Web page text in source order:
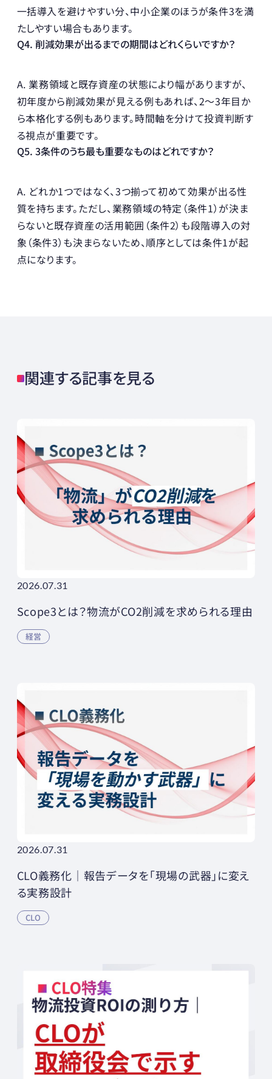
一括導入を避けやすい分、中小企業のほうが条件3を満
たしやすい場合もあります。
Q4. 削減効果が出るまでの期間はどれくらいですか？
A. 業務領域と既存資産の状態により幅がありますが、
初年度から削減効果が見える例もあれば、2〜3年目か
ら本格化する例もあります。時間軸を分けて投資判断す
る視点が重要です。
Q5. 3条件のうち最も重要なものはどれですか？
A. どれか1つではなく、3つ揃って初めて効果が出る性
質を持ちます。ただし、業務領域の特定（条件1）が決ま
らないと既存資産の活用範囲（条件2）も段階導入の対
象（条件3）も決まらないため、順序としては条件1が起
点になります。
関連する記事を見る
2026.07.31
Scope3とは？物流がCO2削減を求められる理由
経営
2026.07.31
CLO義務化｜報告データを「現場の武器」に変え
る実務設計
CLO